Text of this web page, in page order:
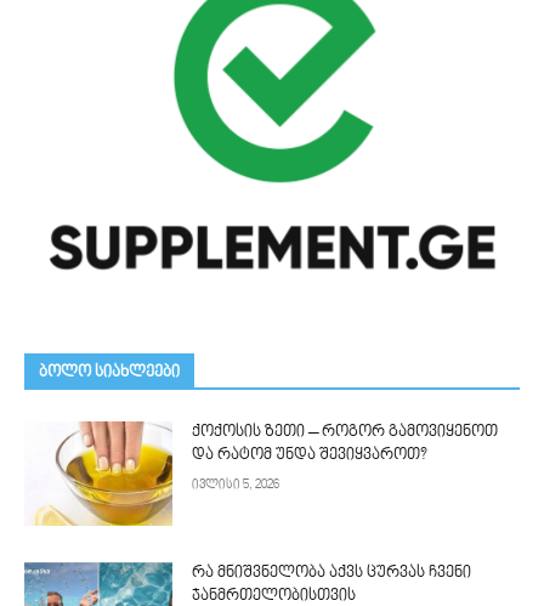
ᲑᲝᲚᲝ ᲡᲘᲐᲮᲚᲔᲔᲑᲘ
ქოქოსის ზეთი – როგორ გამოვიყენოთ
და რატომ უნდა შევიყვაროთ?
ივლისი 5, 2026
რა მნიშვნელობა აქვს ცურვას ჩვენი
ჯანმრთელობისთვის